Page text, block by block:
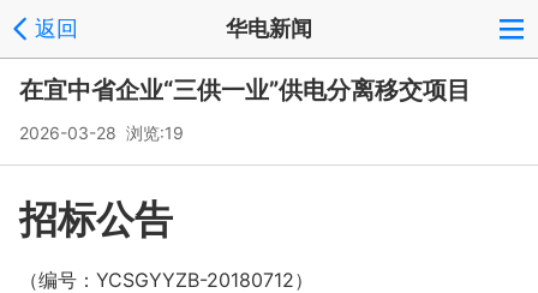
返回 华电新闻
在宜中省企业“三供一业”供电分离移交项目
2026-03-28 浏览:19
招标公告
（编号：YCSGYYZB-20180712）